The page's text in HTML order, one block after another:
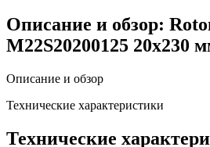
Описание и обзор:
M22S20200125 20х230
Описание и обзор
Технические характеристики
Технические